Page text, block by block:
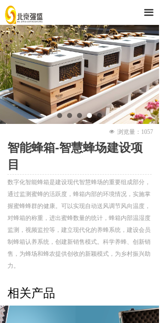
끀
首页
解决方案
产品与服务
技术支持
强盛公司
数字化智能蜂箱是建设现代智慧蜂场的重要组成部分，
通过监测蜜蜂的活跃度，蜂箱内部的环境情况，实施掌
握蜜蜂蜂群的健康。可以实现自动送风调节风向温度，
对蜂箱的称重，进出蜜蜂数量的统计，蜂箱内部温湿度
监测，视频监控等，建立现代化的养蜂系统，建设会员
制蜂箱认养系统，创建新销售模式。科学养蜂、创新销
售，为蜂场和蜂农提供创收的新颖模式，为乡村振兴助
力。
智能蜂箱-智慧蜂场建设项
目
넶 浏览量： 1057
相关产品